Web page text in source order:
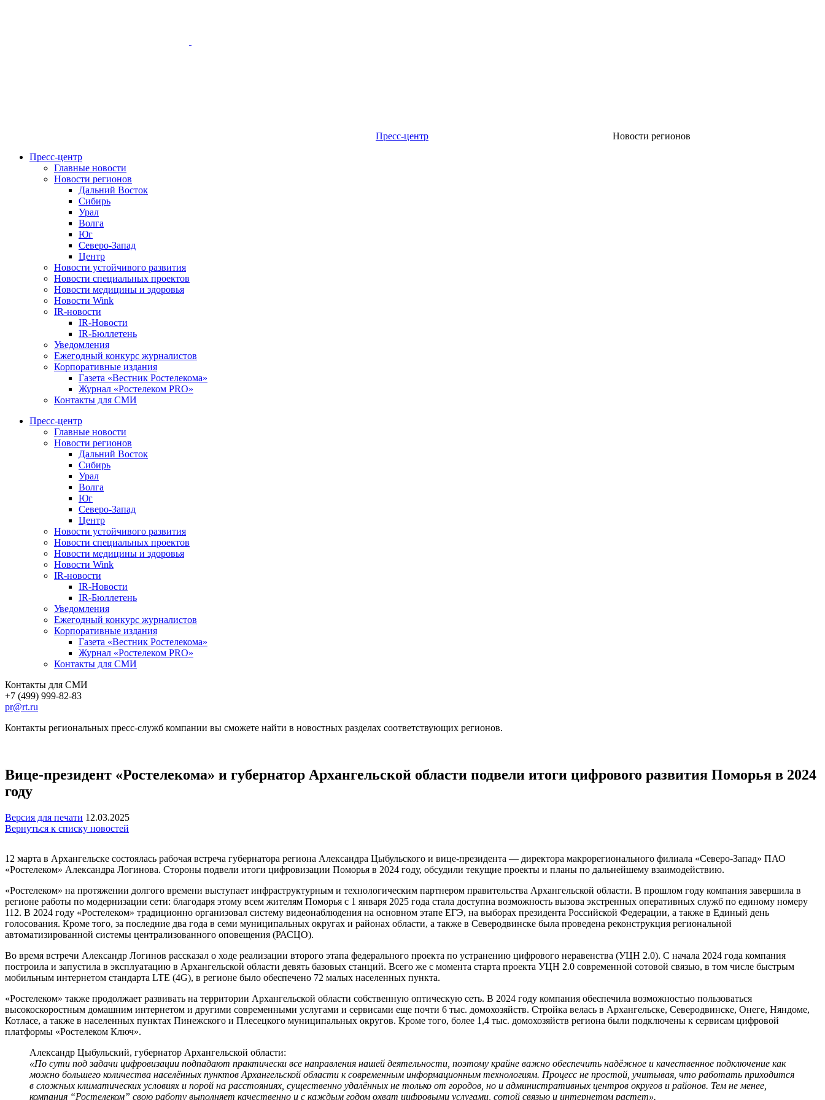
Пресс-центр
Новости регионов
Пресс-центр
Главные новости
Новости регионов
Дальний Восток
Сибирь
Урал
Волга
Юг
Северо-Запад
Центр
Новости устойчивого развития
Новости специальных проектов
Новости медицины и здоровья
Новости Wink
IR-новости
IR-Новости
IR-Бюллетень
Уведомления
Ежегодный конкурс журналистов
Корпоративные издания
Газета «Вестник Ростелекома»
Журнал «Ростелеком PRO»
Контакты для СМИ
Пресс-центр
Главные новости
Новости регионов
Дальний Восток
Сибирь
Урал
Волга
Юг
Северо-Запад
Центр
Новости устойчивого развития
Новости специальных проектов
Новости медицины и здоровья
Новости Wink
IR-новости
IR-Новости
IR-Бюллетень
Уведомления
Ежегодный конкурс журналистов
Корпоративные издания
Газета «Вестник Ростелекома»
Журнал «Ростелеком PRO»
Контакты для СМИ
Контакты для СМИ
+7 (499) 999-82-83
pr@rt.ru
Контакты региональных пресс-служб компании вы сможете найти в новостных разделах соответствующих регионов.
Вице-президент «Ростелекома» и губернатор Архангельской области подвели итоги цифрового развития Поморья в 2024
году
Версия для печати 12.03.2025
Вернуться к списку новостей
12 марта в Архангельске состоялась рабочая встреча губернатора региона Александра Цыбульского и вице-президента — директора макрорегионального филиала «Северо-Запад» ПАО
«Ростелеком» Александра Логинова. Стороны подвели итоги цифровизации Поморья в 2024 году, обсудили текущие проекты и планы по дальнейшему взаимодействию.
«Ростелеком» на протяжении долгого времени выступает инфраструктурным и технологическим партнером правительства Архангельской области. В прошлом году компания завершила в
регионе работы по модернизации сети: благодаря этому всем жителям Поморья с 1 января 2025 года стала доступна возможность вызова экстренных оперативных служб по единому номеру
112. В 2024 году «Ростелеком» традиционно организовал систему видеонаблюдения на основном этапе ЕГЭ, на выборах президента Российской Федерации, а также в Единый день
голосования. Кроме того, за последние два года в семи муниципальных округах и районах области, а также в Северодвинске была проведена реконструкция региональной
автоматизированной системы централизованного оповещения (РАСЦО).
Во время встречи Александр Логинов рассказал о ходе реализации второго этапа федерального проекта по устранению цифрового неравенства (УЦН 2.0). С начала 2024 года компания
построила и запустила в эксплуатацию в Архангельской области девять базовых станций. Всего же с момента старта проекта УЦН 2.0 современной сотовой связью, в том числе быстрым
мобильным интернетом стандарта LTE (4G), в регионе было обеспечено 72 малых населенных пункта.
«Ростелеком» также продолжает развивать на территории Архангельской области собственную оптическую сеть. В 2024 году компания обеспечила возможностью пользоваться
высокоскоростным домашним интернетом и другими современными услугами и сервисами еще почти 6 тыс. домохозяйств. Стройка велась в Архангельске, Северодвинске, Онеге, Няндоме,
Котласе, а также в населенных пунктах Пинежского и Плесецкого муниципальных округов. Кроме того, более 1,4 тыс. домохозяйств региона были подключены к сервисам цифровой
платформы «Ростелеком Ключ».
Александр Цыбульский, губернатор Архангельской области:
«По сути под задачи цифровизации подпадают практически все направления нашей деятельности, поэтому крайне важно обеспечить надёжное и качественное подключение как
можно большего количества населённых пунктов Архангельской области к современным информационным технологиям. Процесс не простой, учитывая, что работать приходится
в сложных климатических условиях и порой на расстояниях, существенно удалённых не только от городов, но и административных центров округов и районов. Тем не менее,
компания “Ростелеком” свою работу выполняет качественно и с каждым годом охват цифровыми услугами, сотой связью и интернетом растет».